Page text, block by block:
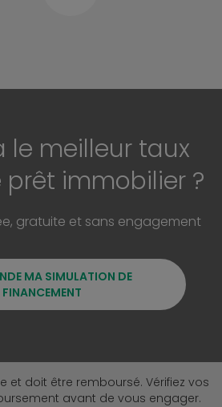
le meilleur taux
immobilier ?
gratuite et sans engagement
MA SIMULATION DE
FINANCEMENT
et doit être remboursé. Vérifiez vos
avant de vous engager.